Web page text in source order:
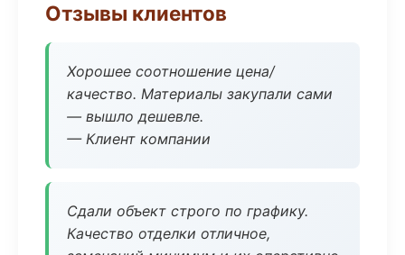
Отзывы клиентов
Хорошее соотношение цена/
качество. Материалы закупали сами
— вышло дешевле.
— Клиент компании
Сдали объект строго по графику.
Качество отделки отличное,